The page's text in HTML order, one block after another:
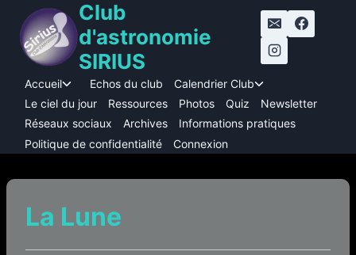
contenu
Club
d'astronomie
SIRIUS
Accueil
Ouvrir/fermer
le
menu
enfant
Echos du club Calendrier Club
le
menu
Le ciel du jour Ressources Photos Quiz
Newsletter
Réseaux sociaux
Archives
Informations pratiques
Politique de confidentialité
Connexion
La Lune